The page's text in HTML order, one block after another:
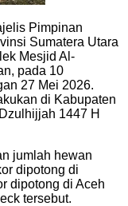
Pimpinan
Sumatera Utara
Mesjid Al-
pada 10
27 Mei 2026.
di Kabupaten
1447 H
jumlah hewan
dipotong di
dipotong di Aceh
tersebut.